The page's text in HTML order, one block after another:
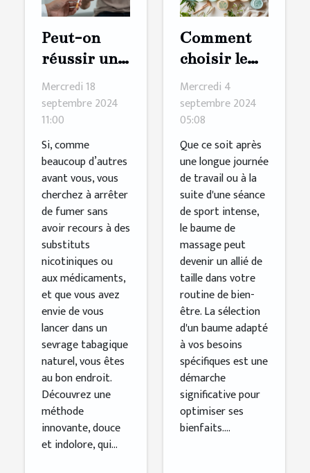
Peut-on
réussir un
sevrage
tabagique
naturel ?
Mercredi 18
septembre 2024
11:00
Si, comme
beaucoup d’autres
avant vous, vous
cherchez à arrêter
de fumer sans
avoir recours à des
substituts
nicotiniques ou
aux médicaments,
et que vous avez
envie de vous
lancer dans un
sevrage tabagique
naturel, vous êtes
au bon endroit.
Découvrez une
méthode
innovante, douce
et indolore, qui...
Comment
choisir le
bon baume
de massage
pour vos
besoins
Mercredi 4
septembre 2024
05:08
Que ce soit après
une longue journée
de travail ou à la
suite d'une séance
de sport intense,
le baume de
massage peut
devenir un allié de
taille dans votre
routine de bien-
être. La sélection
d'un baume adapté
à vos besoins
spécifiques est une
démarche
significative pour
optimiser ses
bienfaits....